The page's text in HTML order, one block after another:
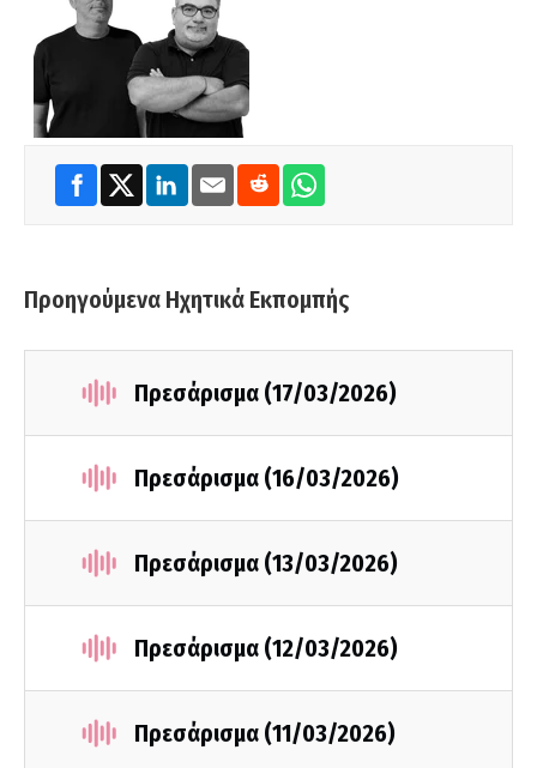
Προηγούμενα Ηχητικά Εκπομπής
Πρεσάρισμα (17/03/2026)
Πρεσάρισμα (16/03/2026)
Πρεσάρισμα (13/03/2026)
Πρεσάρισμα (12/03/2026)
Πρεσάρισμα (11/03/2026)